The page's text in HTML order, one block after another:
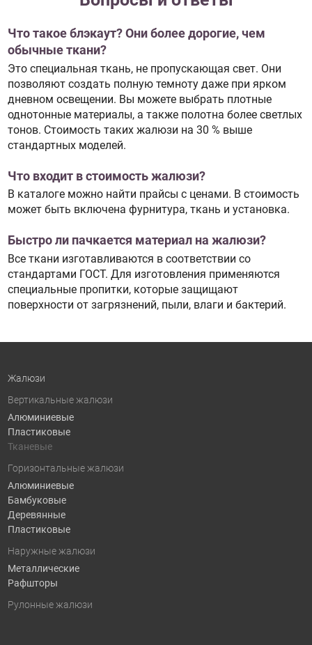
Что такое блэкаут? Они более дорогие, чем
обычные ткани?
Это специальная ткань, не пропускающая свет. Они
позволяют создать полную темноту даже при ярком
дневном освещении. Вы можете выбрать плотные
однотонные материалы, а также полотна более светлых
тонов. Стоимость таких жалюзи на 30 % выше
стандартных моделей.
Что входит в стоимость жалюзи?
В каталоге можно найти прайсы с ценами. В стоимость
может быть включена фурнитура, ткань и установка.
Быстро ли пачкается материал на жалюзи?
Все ткани изготавливаются в соответствии со
стандартами ГОСТ. Для изготовления применяются
специальные пропитки, которые защищают
поверхности от загрязнений, пыли, влаги и бактерий.
Жалюзи
Вертикальные жалюзи
Алюминиевые
Пластиковые
Тканевые
Горизонтальные жалюзи
Алюминиевые
Бамбуковые
Деревянные
Пластиковые
Наружные жалюзи
Металлические
Рафшторы
Рулонные жалюзи